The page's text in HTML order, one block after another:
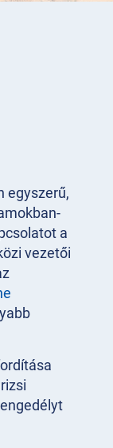
egyszerű,
a
vezetői